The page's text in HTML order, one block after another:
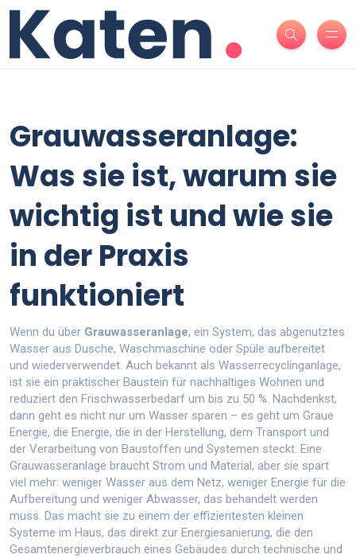
Grauwasseranlage:
Was sie ist, warum sie
wichtig ist und wie sie
in der Praxis
funktioniert
Wenn du über Grauwasseranlage, ein System, das abgenutztes
Wasser aus Dusche, Waschmaschine oder Spüle aufbereitet
und wiederverwendet. Auch bekannt als Wasserrecyclinganlage,
ist sie ein praktischer Baustein für nachhaltiges Wohnen und
reduziert den Frischwasserbedarf um bis zu 50 %. Nachdenkst,
dann geht es nicht nur um Wasser sparen – es geht um Graue
Energie, die Energie, die in der Herstellung, dem Transport und
der Verarbeitung von Baustoffen und Systemen steckt. Eine
Grauwasseranlage braucht Strom und Material, aber sie spart
viel mehr: weniger Wasser aus dem Netz, weniger Energie für die
Aufbereitung und weniger Abwasser, das behandelt werden
muss. Das macht sie zu einem der effizientesten kleinen
Systeme im Haus, das direkt zur Energiesanierung, die den
Gesamtenergieverbrauch eines Gebäudes durch technische und